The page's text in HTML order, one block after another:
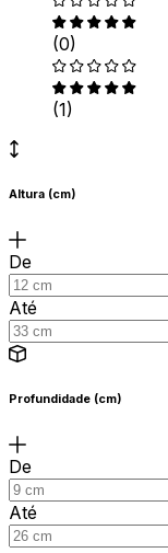
(0)
(1)
Altura (cm)
De
Até
Profundidade (cm)
De
Até